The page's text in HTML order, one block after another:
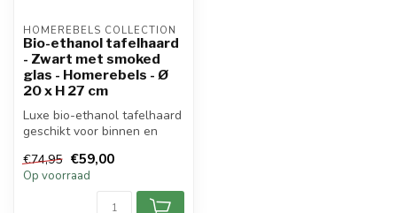
HOMEREBELS COLLECTION
Bio-ethanol tafelhaard
- Zwart met smoked
glas - Homerebels - Ø
20 x H 27 cm
Luxe bio-ethanol tafelhaard
geschikt voor binnen en
€74,95 €59,00
Op voorraad